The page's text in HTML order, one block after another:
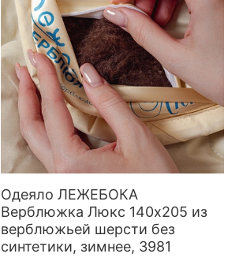
Одеяло ЛЕЖЕБОКА
Верблюжка Люкс 140х205 из
верблюжьей шерсти без
синтетики, зимнее, 3981